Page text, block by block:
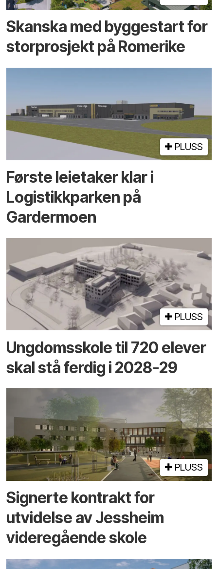
Skanska med byggestart for
storprosjekt på Romerike
PLUSS
Første leietaker klar i
Logistikk­parken på
Gardermoen
PLUSS
Ungdomsskole til 720 elever
skal stå ferdig i 2028-29
PLUSS
Signerte kontrakt for
utvidelse av Jessheim
videregående skole